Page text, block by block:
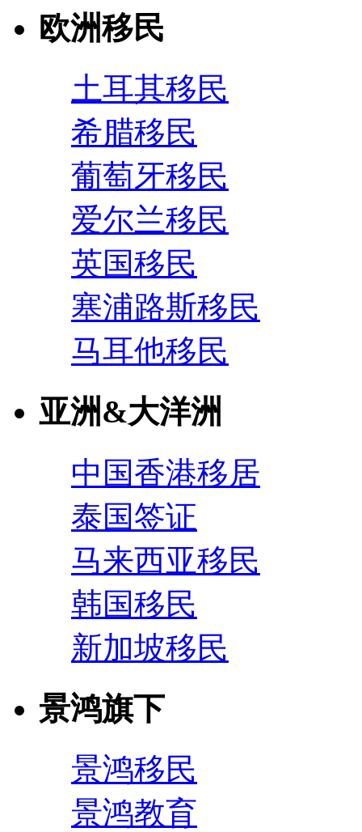
欧洲移民
土耳其移民
希腊移民
葡萄牙移民
爱尔兰移民
英国移民
塞浦路斯移民
马耳他移民
亚洲&大洋洲
中国香港移居
泰国签证
马来西亚移民
韩国移民
新加坡移民
景鸿旗下
景鸿移民
景鸿教育